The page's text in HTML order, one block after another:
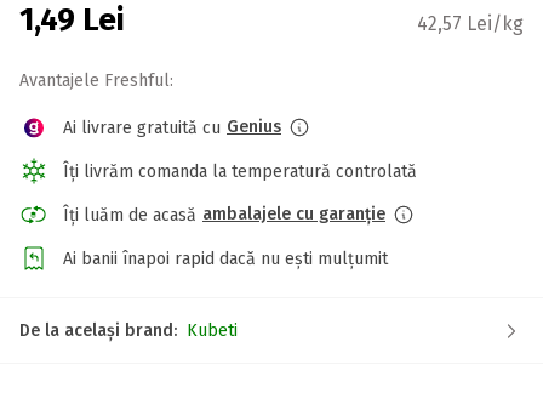
1,49 Lei 42,57 Lei/kg
Avantajele Freshful:
Ai livrare gratuită cu Genius
Îți livrăm comanda la temperatură controlată
Îți luăm de acasă ambalajele cu garanție
Ai banii înapoi rapid dacă nu ești mulțumit
De la același brand: Kubeti